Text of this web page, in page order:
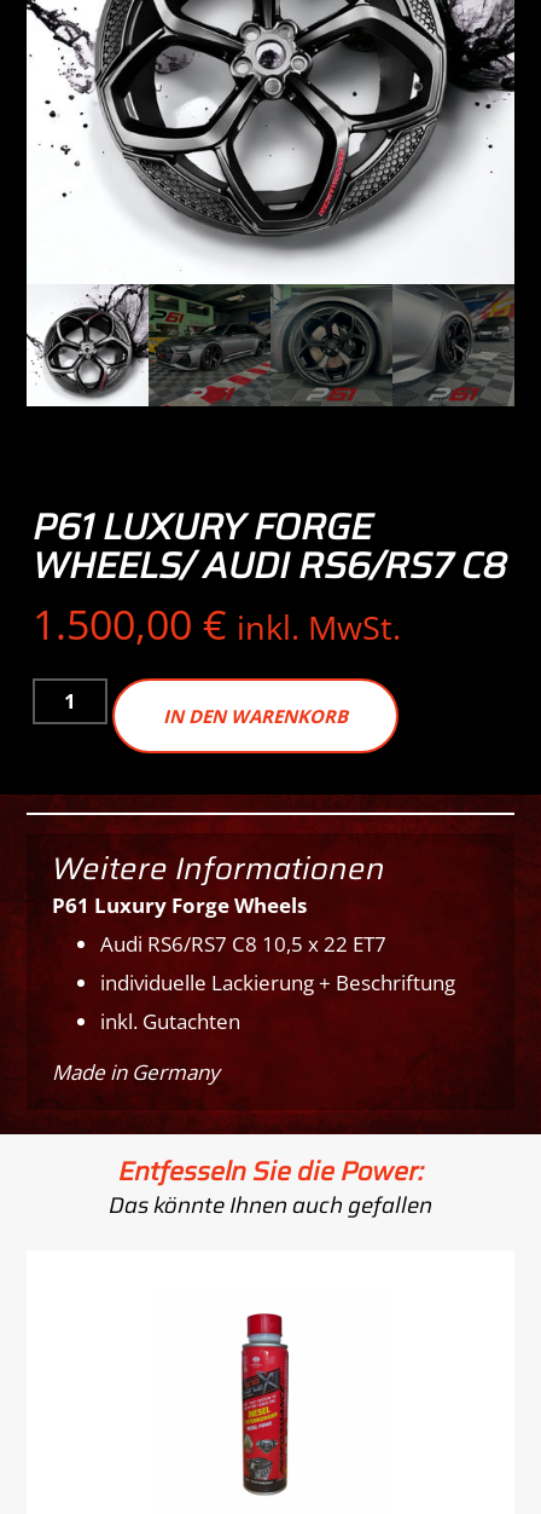
P61 LUXURY FORGE
WHEELS/ AUDI RS6/RS7 C8
1.500,00€ inkl. MwSt.
IN DEN WARENKORB
Weitere Informationen
P61 Luxury Forge Wheels
Audi RS6/RS7 C8 10,5 x 22 ET7
individuelle Lackierung + Beschriftung
inkl. Gutachten
Made in Germany
Entfesseln Sie die Power:
Das könnte Ihnen auch gefallen